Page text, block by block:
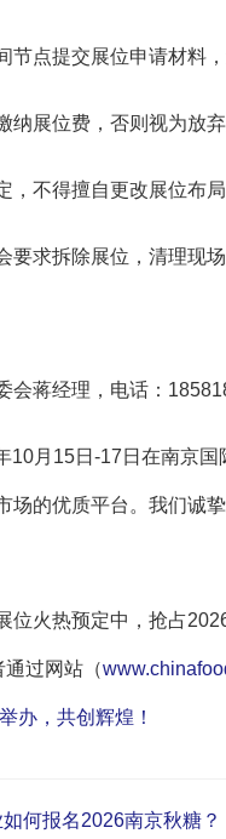
点提交展位申请材料，
展位费，否则视为放弃
，不得擅自更改展位布
要求拆除展位，清理现场
会蒋经理，电话：
10月15日-17日在南京
场的优质平台。我们诚
位火热预定中，抢占
过网站（
办，共创辉煌！
何报名2026南京秋糖？